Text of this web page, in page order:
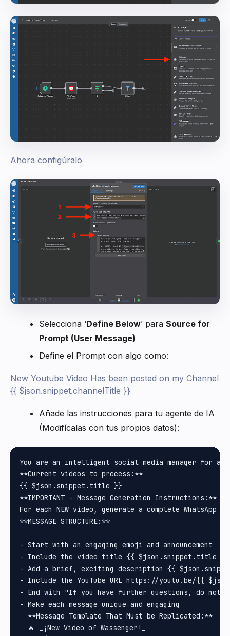
Ahora configúralo
Selecciona ‘Define Below’ para Source for
Prompt (User Message)
Define el Prompt con algo como:
New Youtube Video Has been posted on my Channel
{{ $json.snippet.channelTitle }}
Añade las instrucciones para tu agente de IA
(Modifícalas con tus propios datos):
You are an intelligent social media manager for a
**Current videos to process:**
{{ $json.snippet.title }}
**IMPORTANT - Message Generation Instructions:**
For each NEW video, generate a complete WhatsApp
**MESSAGE STRUCTURE:**
- Start with an engaging emoji and announcement
- Include the video title {{ $json.snippet.title }}
- Add a brief, exciting description {{
- Include the YouTube URL https://youtu.be/{{
- End with "If you have further questions, do not
- Make each message unique and engaging
  **Message Template That Must be Replicated:**
  🔥 _¡New Video of Wassenger!_